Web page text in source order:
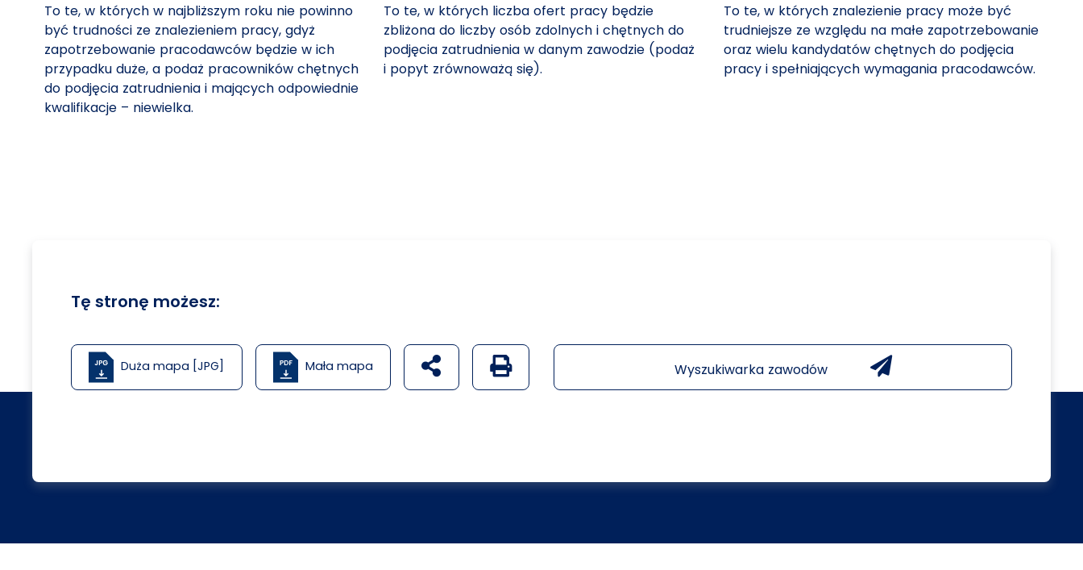
To te, w których w najbliższym roku nie powinno
być trudności ze znalezieniem pracy, gdyż
zapotrzebowanie pracodawców będzie w ich
przypadku duże, a podaż pracowników chętnych
do podjęcia zatrudnienia i mających odpowiednie
kwalifikacje – niewielka.
To te, w których liczba ofert pracy będzie
zbliżona do liczby osób zdolnych i chętnych do
podjęcia zatrudnienia w danym zawodzie (podaż
i popyt zrównoważą się).
To te, w których znalezienie pracy może być
trudniejsze ze względu na małe zapotrzebowanie
oraz wielu kandydatów chętnych do podjęcia
pracy i spełniających wymagania pracodawców.
Tę stronę możesz:
Duża mapa [JPG] Mała mapa udostępnij na social mediach
Generuj wersję PDF strony Wyszukiwarka zawodów